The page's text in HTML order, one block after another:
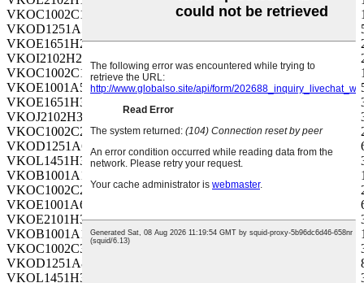
VKOC1002C1R5MVTM
-40~105 160
VKOD1251A561MVTM
VKOE1651H271MV
-55~105 50
VKOI2102H220MV
VKOC1002C1R8MVTM
-40~105 160
VKOE1001A561MVTM
-55~105 10
VKOE1651H331MV
VKOJ2102H330MV
-40~105
VKOC1002C2R2MVTM
-40~105 160
VKOD1251A681MVTM
-55~105 10
VKOL1451H331MV
-55~105
VKOB1001A100MV
VKOC1002C2R7MVTM
-40~105 160
VKOE1001A681MVTM
VKOE2101H391MV
-55~105 50
VKOB1001A150MV
-55~105 10
VKOC1002C3R3MVTM
VKOD1251A821MVTM
VKOL1451H391MV